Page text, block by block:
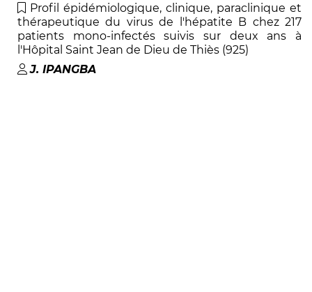
Profil épidémiologique, clinique, paraclinique et
thérapeutique du virus de l'hépatite B chez 217
patients mono-infectés suivis sur deux ans à
l'Hôpital Saint Jean de Dieu de Thiès (925)
J. IPANGBA